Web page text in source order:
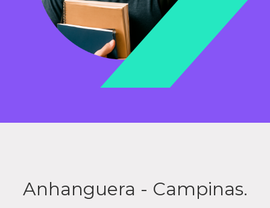
Anhanguera - Campinas.